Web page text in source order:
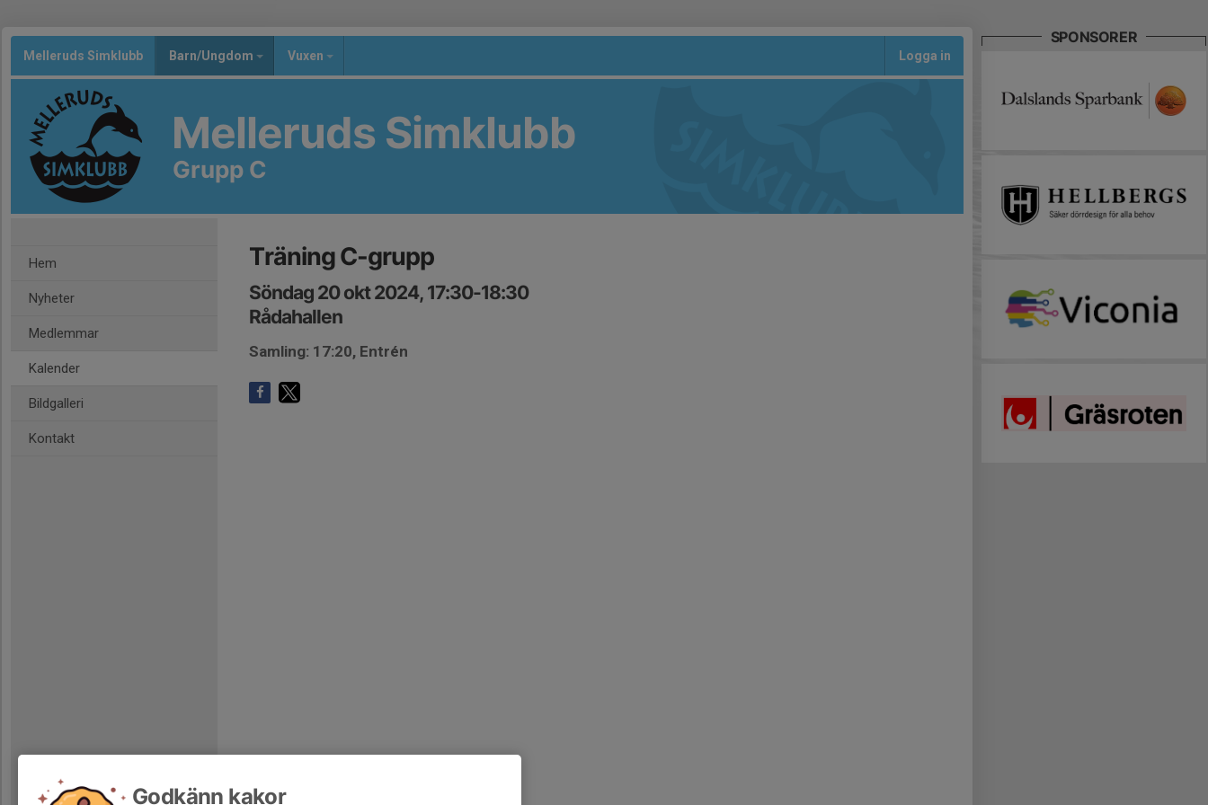
Melleruds Simklubb Barn/Ungdom Vuxen Logga in
Melleruds Simklubb
Grupp C
Hem
Nyheter
Medlemmar
Kalender
Bildgalleri
Kontakt
Träning C-grupp
Söndag 20 okt 2024, 17:30-18:30
Rådahallen
Samling: 17:20, Entrén
SPONSORER
Godkänn kakor